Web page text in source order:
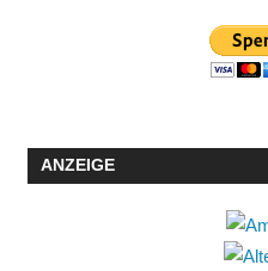
ANZEIGE